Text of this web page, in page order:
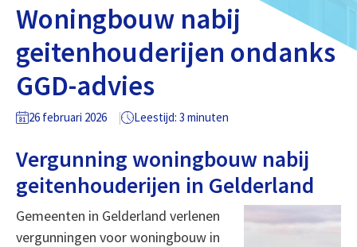
Woningbouw nabij
geitenhouderijen ondanks
GGD-advies
26 februari 2026 Leestijd: 3 minuten
Vergunning woningbouw nabij
geitenhouderijen in Gelderland
Gemeenten in Gelderland verlenen
vergunningen voor woningbouw in